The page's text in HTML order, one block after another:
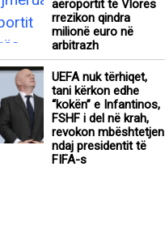
aeroportit të Vlorës
rrezikon qindra
milionë euro në
arbitrazh
UEFA nuk tërhiqet,
tani kërkon edhe
“kokën” e Infantinos,
FSHF i del në krah,
revokon mbështetjen
ndaj presidentit të
FIFA-s